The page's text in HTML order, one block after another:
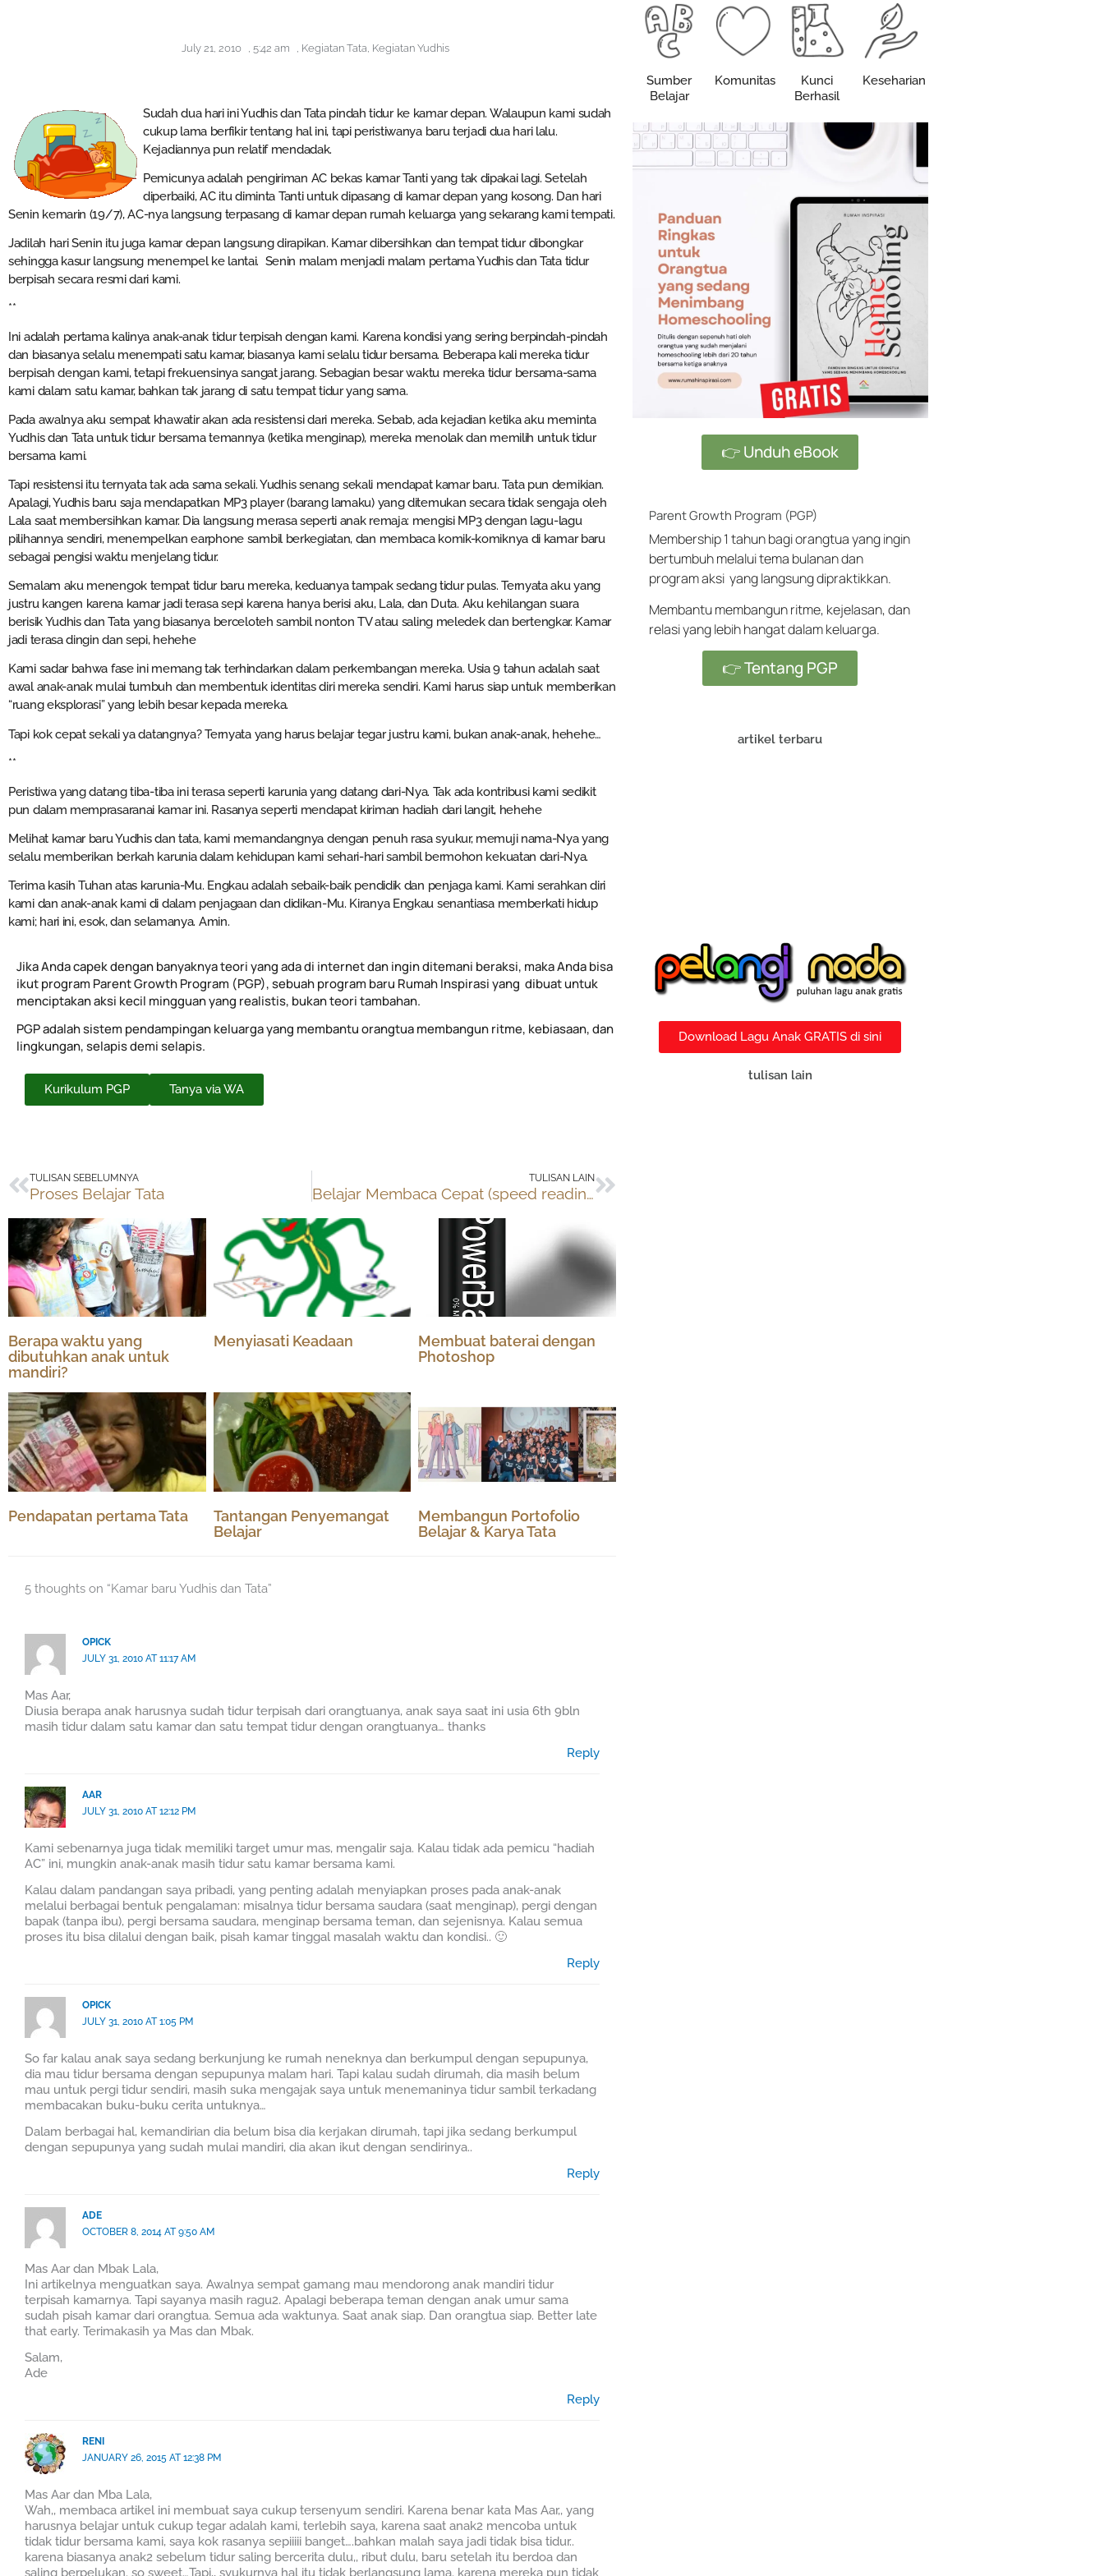
July 21, 2010 , 5:42 am , Kegiatan Tata, Kegiatan Yudhis
Sudah dua hari ini Yudhis dan Tata pindah tidur ke kamar depan. Walaupun kami sudah
cukup lama berfikir tentang hal ini, tapi peristiwanya baru terjadi dua hari lalu.
Kejadiannya pun relatif mendadak.
Pemicunya adalah pengiriman AC bekas kamar Tanti yang tak dipakai lagi. Setelah
diperbaiki, AC itu diminta Tanti untuk dipasang di kamar depan yang kosong. Dan hari
Senin kemarin (19/7), AC-nya langsung terpasang di kamar depan rumah keluarga yang sekarang kami tempati.
Jadilah hari Senin itu juga kamar depan langsung dirapikan. Kamar dibersihkan dan tempat tidur dibongkar
sehingga kasur langsung menempel ke lantai. Senin malam menjadi malam pertama Yudhis dan Tata tidur
berpisah secara resmi dari kami.
**
Ini adalah pertama kalinya anak-anak tidur terpisah dengan kami. Karena kondisi yang sering berpindah-pindah
dan biasanya selalu menempati satu kamar, biasanya kami selalu tidur bersama. Beberapa kali mereka tidur
berpisah dengan kami, tetapi frekuensinya sangat jarang. Sebagian besar waktu mereka tidur bersama-sama
kami dalam satu kamar, bahkan tak jarang di satu tempat tidur yang sama.
Pada awalnya aku sempat khawatir akan ada resistensi dari mereka. Sebab, ada kejadian ketika aku meminta
Yudhis dan Tata untuk tidur bersama temannya (ketika menginap), mereka menolak dan memilih untuk tidur
bersama kami.
Tapi resistensi itu ternyata tak ada sama sekali. Yudhis senang sekali mendapat kamar baru. Tata pun demikian.
Apalagi, Yudhis baru saja mendapatkan MP3 player (barang lamaku) yang ditemukan secara tidak sengaja oleh
Lala saat membersihkan kamar. Dia langsung merasa seperti anak remaja: mengisi MP3 dengan lagu-lagu
pilihannya sendiri, menempelkan earphone sambil berkegiatan, dan membaca komik-komiknya di kamar baru
sebagai pengisi waktu menjelang tidur.
Semalam aku menengok tempat tidur baru mereka, keduanya tampak sedang tidur pulas. Ternyata aku yang
justru kangen karena kamar jadi terasa sepi karena hanya berisi aku, Lala, dan Duta. Aku kehilangan suara
berisik Yudhis dan Tata yang biasanya berceloteh sambil nonton TV atau saling meledek dan bertengkar. Kamar
jadi terasa dingin dan sepi, hehehe
Kami sadar bahwa fase ini memang tak terhindarkan dalam perkembangan mereka. Usia 9 tahun adalah saat
awal anak-anak mulai tumbuh dan membentuk identitas diri mereka sendiri. Kami harus siap untuk memberikan
“ruang eksplorasi” yang lebih besar kepada mereka.
Tapi kok cepat sekali ya datangnya? Ternyata yang harus belajar tegar justru kami, bukan anak-anak, hehehe…
**
Peristiwa yang datang tiba-tiba ini terasa seperti karunia yang datang dari-Nya. Tak ada kontribusi kami sedikit
pun dalam memprasaranai kamar ini. Rasanya seperti mendapat kiriman hadiah dari langit, hehehe
Melihat kamar baru Yudhis dan tata, kami memandangnya dengan penuh rasa syukur, memuji nama-Nya yang
selalu memberikan berkah karunia dalam kehidupan kami sehari-hari sambil bermohon kekuatan dari-Nya.
Terima kasih Tuhan atas karunia-Mu. Engkau adalah sebaik-baik pendidik dan penjaga kami. Kami serahkan diri
kami dan anak-anak kami di dalam penjagaan dan didikan-Mu. Kiranya Engkau senantiasa memberkati hidup
kami; hari ini, esok, dan selamanya. Amin.
Jika Anda capek dengan banyaknya teori yang ada di internet dan ingin ditemani beraksi, maka Anda bisa
ikut program Parent Growth Program (PGP), sebuah program baru Rumah Inspirasi yang dibuat untuk
menciptakan aksi kecil mingguan yang realistis, bukan teori tambahan.
PGP adalah sistem pendampingan keluarga yang membantu orangtua membangun ritme, kebiasaan, dan
lingkungan, selapis demi selapis.
Kurikulum PGP Tanya via WA
Prev
TULISAN SEBELUMNYA
Proses Belajar Tata
TULISAN LAIN
Belajar Membaca Cepat (speed reading)
Next
Berapa waktu yang
dibutuhkan anak untuk
mandiri?
Menyiasati Keadaan
Membuat baterai dengan
Photoshop
Pendapatan pertama Tata
Tantangan Penyemangat
Belajar
Membangun Portofolio
Belajar & Karya Tata
5 thoughts on “Kamar baru Yudhis dan Tata”
OPICK
JULY 31, 2010 AT 11:17 AM
Mas Aar,
Diusia berapa anak harusnya sudah tidur terpisah dari orangtuanya, anak saya saat ini usia 6th 9bln
masih tidur dalam satu kamar dan satu tempat tidur dengan orangtuanya… thanks
Reply
AAR
JULY 31, 2010 AT 12:12 PM
Kami sebenarnya juga tidak memiliki target umur mas, mengalir saja. Kalau tidak ada pemicu “hadiah
AC” ini, mungkin anak-anak masih tidur satu kamar bersama kami.
Kalau dalam pandangan saya pribadi, yang penting adalah menyiapkan proses pada anak-anak
melalui berbagai bentuk pengalaman: misalnya tidur bersama saudara (saat menginap), pergi dengan
bapak (tanpa ibu), pergi bersama saudara, menginap bersama teman, dan sejenisnya. Kalau semua
proses itu bisa dilalui dengan baik, pisah kamar tinggal masalah waktu dan kondisi.. 🙂
Reply
OPICK
JULY 31, 2010 AT 1:05 PM
So far kalau anak saya sedang berkunjung ke rumah neneknya dan berkumpul dengan sepupunya,
dia mau tidur bersama dengan sepupunya malam hari. Tapi kalau sudah dirumah, dia masih belum
mau untuk pergi tidur sendiri, masih suka mengajak saya untuk menemaninya tidur sambil terkadang
membacakan buku-buku cerita untuknya…
Dalam berbagai hal, kemandirian dia belum bisa dia kerjakan dirumah, tapi jika sedang berkumpul
dengan sepupunya yang sudah mulai mandiri, dia akan ikut dengan sendirinya..
Reply
ADE
OCTOBER 8, 2014 AT 9:50 AM
Mas Aar dan Mbak Lala,
Ini artikelnya menguatkan saya. Awalnya sempat gamang mau mendorong anak mandiri tidur
terpisah kamarnya. Tapi sayanya masih ragu2. Apalagi beberapa teman dengan anak umur sama
sudah pisah kamar dari orangtua. Semua ada waktunya. Saat anak siap. Dan orangtua siap. Better late
that early. Terimakasih ya Mas dan Mbak.
Salam,
Ade
Reply
RENI
JANUARY 26, 2015 AT 12:38 PM
Mas Aar dan Mba Lala,
Wah,, membaca artikel ini membuat saya cukup tersenyum sendiri. Karena benar kata Mas Aar,, yang
harusnya belajar untuk cukup tegar adalah kami, terlebih saya, karena saat anak2 mencoba untuk
tidak tidur bersama kami, saya kok rasanya sepiiiii banget….bahkan malah saya jadi tidak bisa tidur..
karena biasanya anak2 sebelum tidur saling bercerita dulu,, ribut dulu, baru setelah itu berdoa dan
saling berpelukan. so sweet…Tapi,, syukurnya hal itu tidak berlangsung lama. karena mereka pun tidak
Sumber
Belajar
Komunitas
Kunci
Berhasil
Keseharian
👉 Unduh eBook
Parent Growth Program (PGP)
Membership 1 tahun bagi orangtua yang ingin
bertumbuh melalui tema bulanan dan
program aksi yang langsung dipraktikkan.
Membantu membangun ritme, kejelasan, dan
relasi yang lebih hangat dalam keluarga.
👉 Tentang PGP
artikel terbaru
Download Lagu Anak GRATIS di sini
tulisan lain